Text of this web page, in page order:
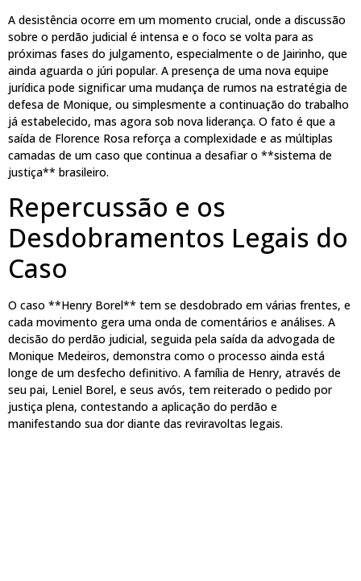
A desistência ocorre em um momento crucial, onde a discussão
sobre o perdão judicial é intensa e o foco se volta para as
próximas fases do julgamento, especialmente o de Jairinho, que
ainda aguarda o júri popular. A presença de uma nova equipe
jurídica pode significar uma mudança de rumos na estratégia de
defesa de Monique, ou simplesmente a continuação do trabalho
já estabelecido, mas agora sob nova liderança. O fato é que a
saída de Florence Rosa reforça a complexidade e as múltiplas
camadas de um caso que continua a desafiar o **sistema de
justiça** brasileiro.
Repercussão e os
Desdobramentos Legais do
Caso
O caso **Henry Borel** tem se desdobrado em várias frentes, e
cada movimento gera uma onda de comentários e análises. A
decisão do perdão judicial, seguida pela saída da advogada de
Monique Medeiros, demonstra como o processo ainda está
longe de um desfecho definitivo. A família de Henry, através de
seu pai, Leniel Borel, e seus avós, tem reiterado o pedido por
justiça plena, contestando a aplicação do perdão e
manifestando sua dor diante das reviravoltas legais.